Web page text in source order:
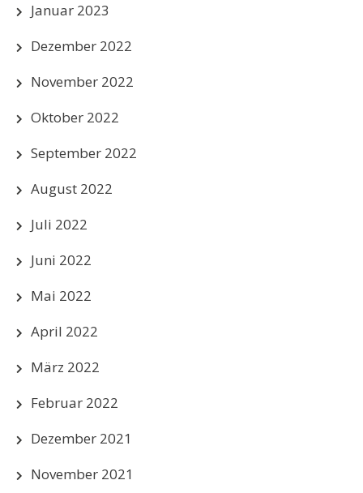
Januar 2023
Dezember 2022
November 2022
Oktober 2022
September 2022
August 2022
Juli 2022
Juni 2022
Mai 2022
April 2022
März 2022
Februar 2022
Dezember 2021
November 2021